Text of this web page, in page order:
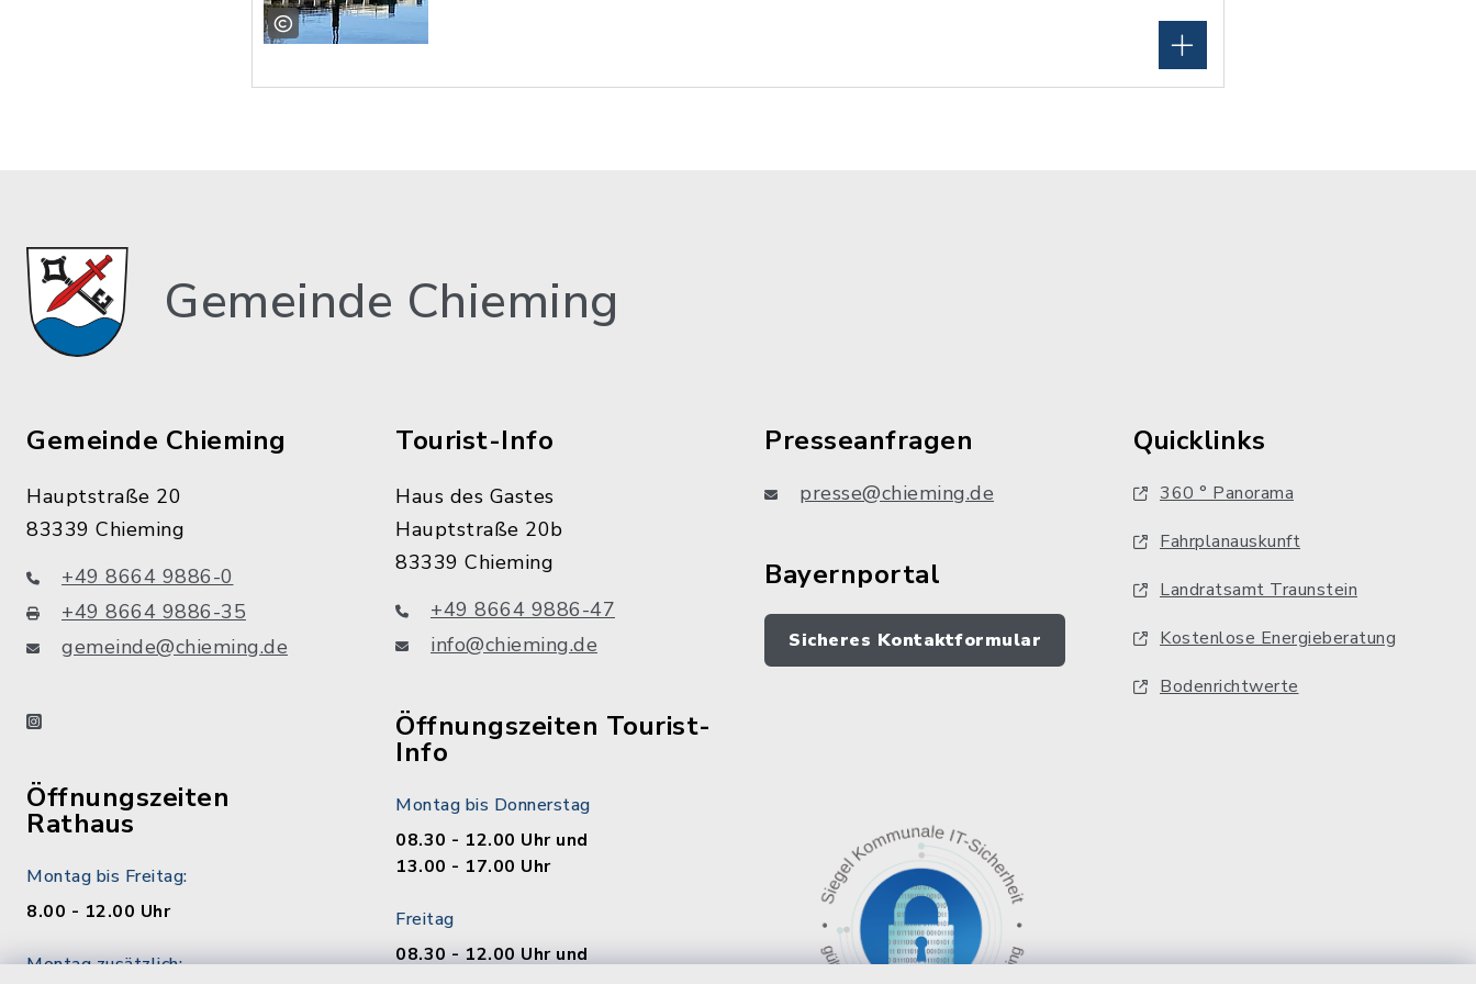
Gemeinde Chieming
Gemeinde Chieming
Hauptstraße 20
83339 Chieming
+49 8664 9886-0
+49 8664 9886-35
gemeinde@chieming.de
instagram
Öffnungszeiten
Rathaus
Montag bis Freitag:
8.00 - 12.00 Uhr
Montag zusätzlich:
Tourist-Info
Haus des Gastes
Hauptstraße 20b
83339 Chieming
+49 8664 9886-47
info@chieming.de
Öffnungszeiten Tourist-
Info
Montag bis Donnerstag
08.30 - 12.00 Uhr und
13.00 - 17.00 Uhr
Freitag
08.30 - 12.00 Uhr und
Presseanfragen
presse@chieming.de
Bayernportal
Sicheres Kontaktformular
Quicklinks
360 ° Panorama
Fahrplanauskunft
Landratsamt Traunstein
Kostenlose Energieberatung
Bodenrichtwerte